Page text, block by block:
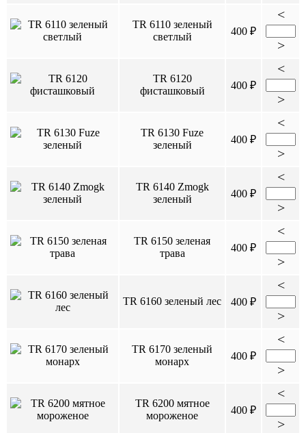
TR 6110 зеленый
светлый
400 ₽
<
>
TR 6120
фисташковый
400 ₽
<
>
TR 6130 Fuze
зеленый
400 ₽
<
>
TR 6140 Zmogk
зеленый
400 ₽
<
>
TR 6150 зеленая
трава
400 ₽
<
>
TR 6160 зеленый лес 400 ₽
<
>
TR 6170 зеленый
монарх
400 ₽
<
>
TR 6200 мятное
мороженое
400 ₽
<
>